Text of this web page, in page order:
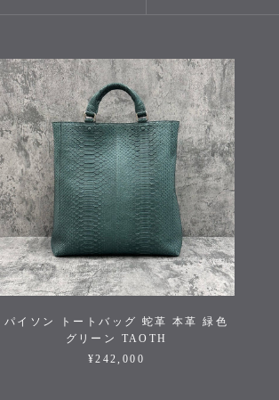
パイソン トートバッグ 蛇革 本革 緑色
グリーン TAOTH
¥242,000